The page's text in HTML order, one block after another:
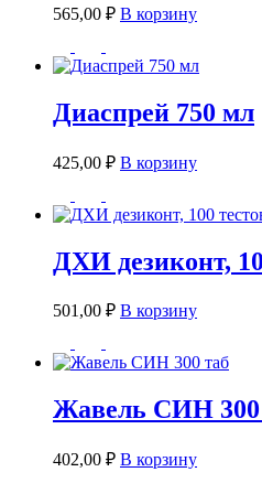
565,00 ₽ В корзину
Диаспрей 750 мл
425,00 ₽ В корзину
ДХИ дезиконт,
501,00 ₽ В корзину
Жавель СИН 300
402,00 ₽ В корзину